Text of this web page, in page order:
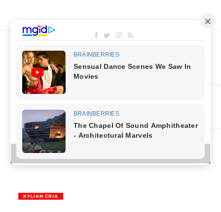
MENU
KYLIAN CRIA